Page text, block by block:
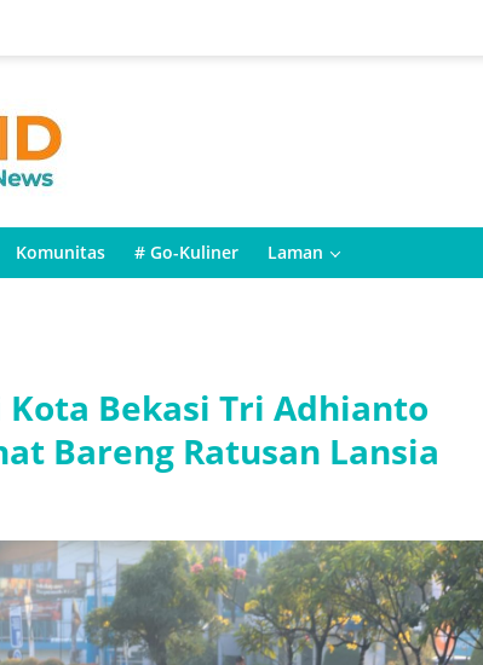
Komunitas # Go-Kuliner Laman
Kota Bekasi Tri Adhianto
Bareng Ratusan Lansia